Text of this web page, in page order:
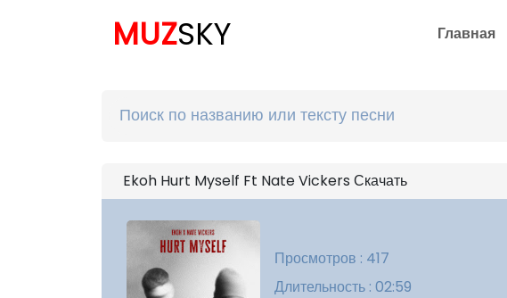
MUZSKY Главная
Ekoh Hurt Myself Ft Nate Vickers Скачать
Просмотров : 417
Длительность : 02:59